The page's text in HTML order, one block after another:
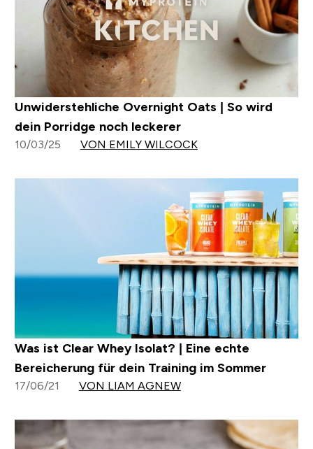
Unwiderstehliche Overnight Oats | So wird
dein Porridge noch leckerer
10/03/25 VON EMILY WILCOCK
Was ist Clear Whey Isolat? | Eine echte
Bereicherung für dein Training im Sommer
17/06/21 VON LIAM AGNEW